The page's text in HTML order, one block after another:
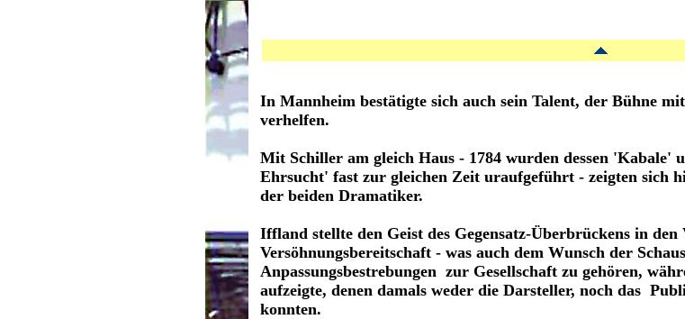
In Mannheim bestätigte sich auch sein Talent, der Bühne
verhelfen.
Mit Schiller am gleich Haus - 1784 wurden dessen 'Kabale'
Ehrsucht' fast zur gleichen Zeit uraufgeführt - zeigten sich
der beiden Dramatiker.
Iffland stellte den Geist des Gegensatz-Überbrückens in
Versöhnungsbereitschaft - was auch dem Wunsch der
Anpassungsbestrebungen zur Gesellschaft zu gehören,
aufzeigte, denen damals weder die Darsteller, noch das
konnten.